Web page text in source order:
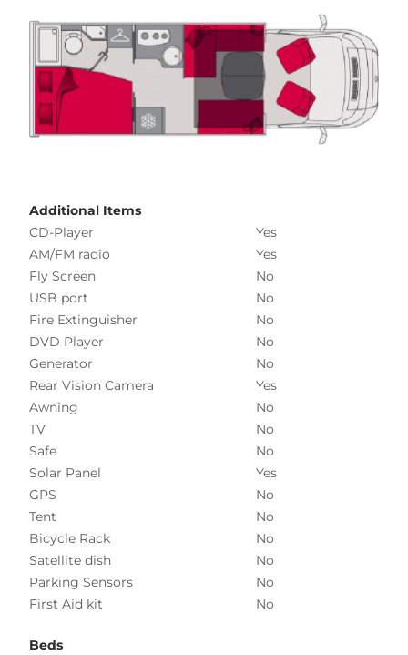
Additional Items
CD-Player
Yes
AM/FM radio
Yes
Fly Screen
No
USB port
No
Fire Extinguisher
No
DVD Player
No
Generator
No
Rear Vision Camera
Yes
Awning
No
TV
No
Safe
No
Solar Panel
Yes
GPS
No
Tent
No
Bicycle Rack
No
Satellite dish
No
Parking Sensors
No
First Aid kit
No
Beds